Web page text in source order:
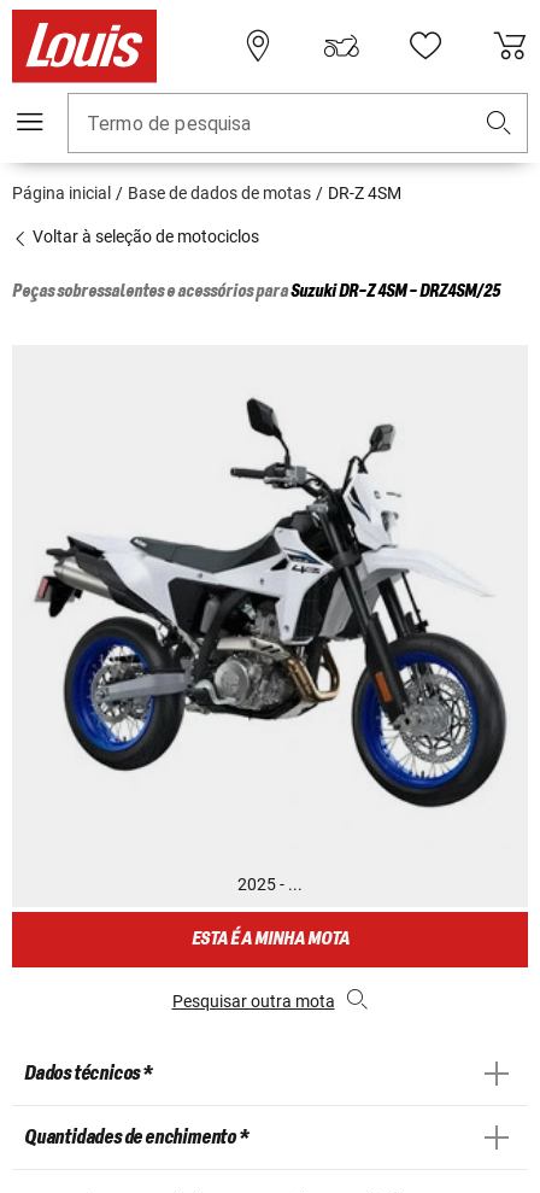
Termo de pesquisa
Página inicial Base de dados de motas DR-Z 4SM
Voltar à seleção de motociclos
Peças sobressalentes e acessórios paraSuzukiDR-Z 4SM - DRZ4SM/25
2025 - ...
ESTA É A MINHA MOTA
Pesquisar outra mota
Dados técnicos *
Quantidades de enchimento *